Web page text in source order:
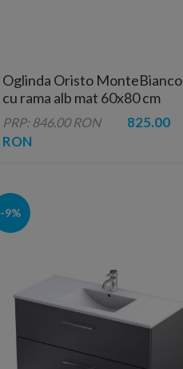
Oglinda Oristo MonteBianco
cu rama alb mat 60x80 cm
PRP: 846.00 RON
825.00
RON
-9%